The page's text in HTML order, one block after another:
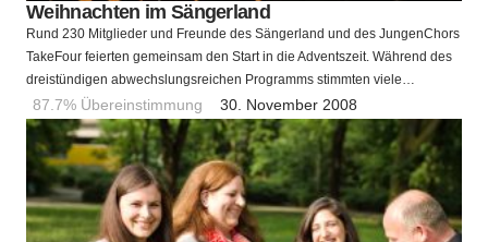
Weihnachten im Sängerland
Rund 230 Mitglieder und Freunde des Sängerland und des JungenChors
TakeFour feierten gemeinsam den Start in die Adventszeit. Während des
dreistündigen abwechslungsreichen Programms stimmten viele…
87.7% Übereinstimmung 30. November 2008